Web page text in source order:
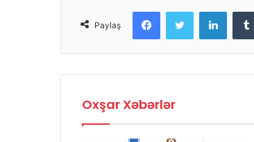
Paylaş
Oxşar Xəbərlər